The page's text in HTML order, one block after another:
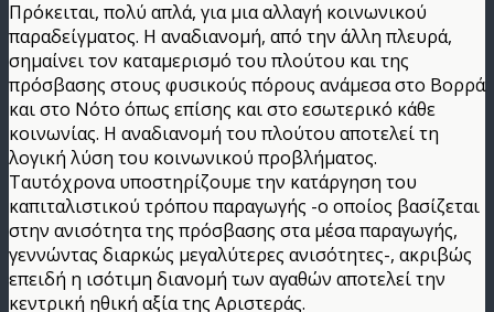
Πρόκειται, πολύ απλά, για μια αλλαγή κοινωνικού
παραδείγματος. Η αναδιανομή, από την άλλη πλευρά,
σημαίνει τον καταμερισμό του πλούτου και της
πρόσβασης στους φυσικούς πόρους ανάμεσα στο Βορρά
και στο Νότο όπως επίσης και στο εσωτερικό κάθε
κοινωνίας. Η αναδιανομή του πλούτου αποτελεί τη
λογική λύση του κοινωνικού προβλήματος.
Ταυτόχρονα υποστηρίζουμε την κατάργηση του
καπιταλιστικού τρόπου παραγωγής -ο οποίος βασίζεται
στην ανισότητα της πρόσβασης στα μέσα παραγωγής,
γεννώντας διαρκώς μεγαλύτερες ανισότητες-, ακριβώς
επειδή η ισότιμη διανομή των αγαθών αποτελεί την
κεντρική ηθική αξία της Αριστεράς.